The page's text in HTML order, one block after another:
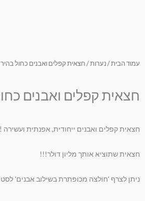
עמוד הבית/נערות/ חצאית קפלים ואבנים כחול בהיר
חצאית קפלים ואבנים
חצאית קפלים ואבנים ייחודית, אפנתית ועשירה !
חצאית שתוציא אותך מליון דולר!!!
ניתן לצרף 'חולצה מכופתרת בשילוב אבנים' לסט